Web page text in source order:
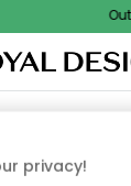
privacy!